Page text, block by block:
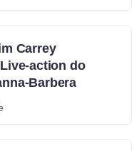
Carrey
action do
Barbera